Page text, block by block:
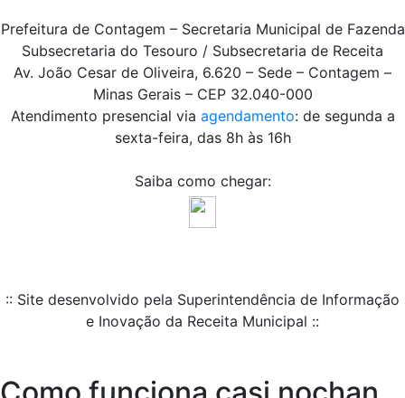
Prefeitura de Contagem – Secretaria Municipal de Fazenda
Subsecretaria do Tesouro / Subsecretaria de Receita
Av. João Cesar de Oliveira, 6.620 – Sede – Contagem –
Minas Gerais – CEP 32.040-000
Atendimento presencial via agendamento: de segunda a
sexta-feira, das 8h às 16h
Saiba como chegar:
:: Site desenvolvido pela Superintendência de Informação
e Inovação da Receita Municipal ::